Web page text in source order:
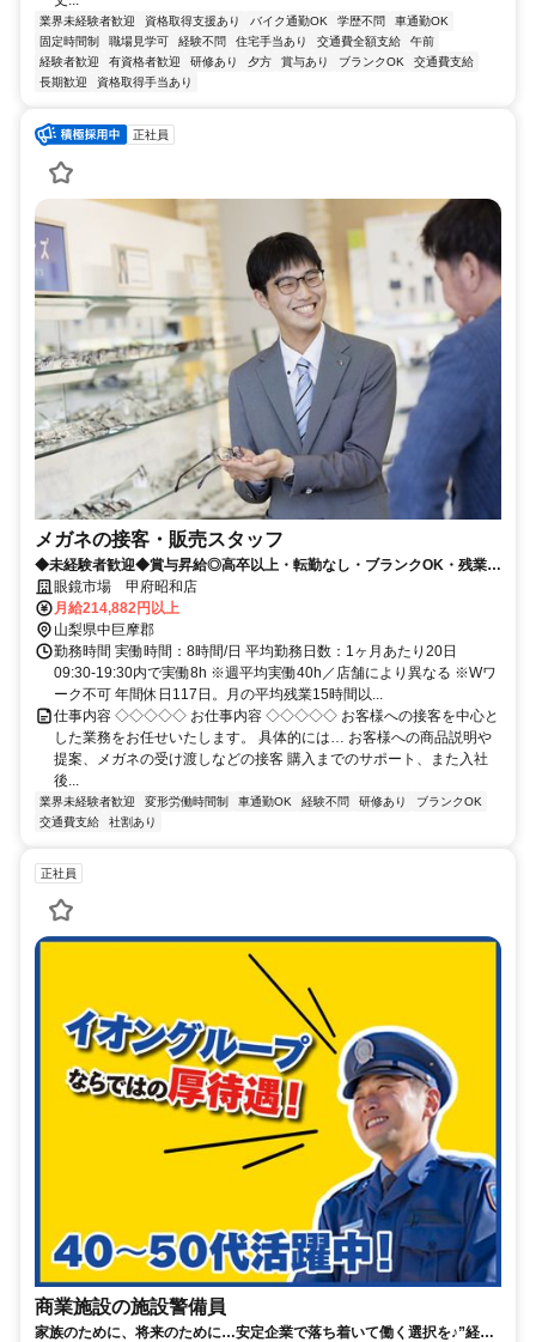
業界未経験者歓迎 資格取得支援あり バイク通勤OK 学歴不問
車通勤OK
固定時間制
職場見学可 経験不問 住宅手当あり 交通費全額支給
午前
経験者歓迎
有資格者歓迎 研修あり 夕方 賞与あり ブランクOK
交通費支給
長期歓迎
資格取得手当あり
正社員
メガネの接客・販売スタッフ
◆未経験者歓迎◆賞与昇給◎高卒以上・転勤なし・ブランクOK・残業少
なめ・業界No1！
眼鏡市場 甲府昭和店
月給214,882円以上
山梨県中巨摩郡
勤務時間 実働時間：8時間/日 平均勤務日数：1ヶ月あたり20日
09:30-19:30内で実働8h ※週平均実働40h／店舗により異なる ※Wワ
ーク不可 年間休日117日。月の平均残業15時間以...
仕事内容 ◇◇◇◇◇ お仕事内容 ◇◇◇◇◇ お客様への接客を中心と
した業務をお任せいたします。 具体的には… お客様への商品説明や
提案、メガネの受け渡しなどの接客 購入までのサポート、また入社
後...
業界未経験者歓迎 変形労働時間制 車通勤OK 経験不問 研修あり
ブランクOK
交通費支給
社割あり
正社員
商業施設の施設警備員
家族のために、将来のために…安定企業で落ち着いて働く選択を♪”経験